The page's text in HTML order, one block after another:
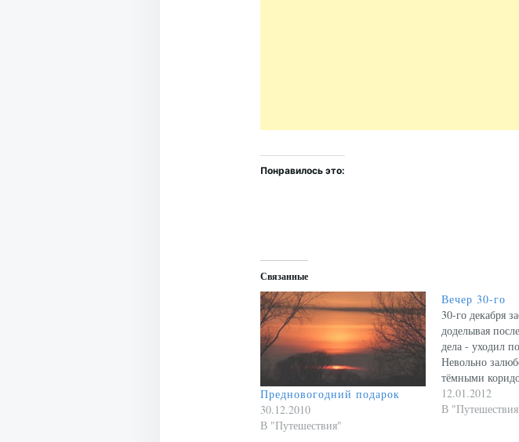
Понравилось это:
Связанные
Предновогодний подарок
30.12.2010
В "Путешествия"
Вечер 30-го
30-го декабря
доделывая
дела - уходил
Невольно
тёмными
безлюдные
загадочными...
12.01.2012
В